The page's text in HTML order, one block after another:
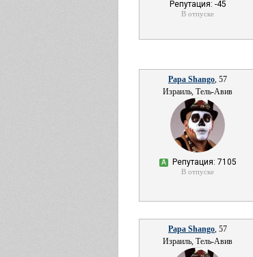
Репутация: -45
В отпуске
Papa Shango, 57
Израиль, Тель-Авив
А Репутация: 7105
В отпуске
Papa Shango, 57
Израиль, Тель-Авив